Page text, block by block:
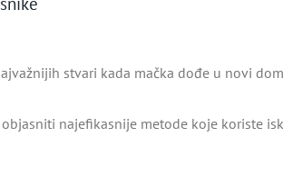
stvari kada mačka dođe u novi
najefikasnije metode koje koriste